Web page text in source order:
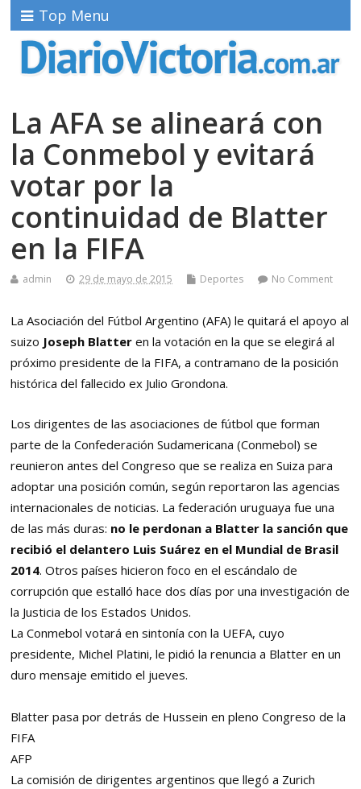
Top Menu
La AFA se alineará con
la Conmebol y evitará
votar por la
continuidad de Blatter
en la FIFA
admin 29 de mayo de 2015 Deportes No Comment
La Asociación del Fútbol Argentino (AFA) le quitará el apoyo al
suizo Joseph Blatteren la votación en la que se elegirá al
próximo presidente de la FIFA, a contramano de la posición
histórica del fallecido ex Julio Grondona.
Los dirigentes de las asociaciones de fútbol que forman
parte de la Confederación Sudamericana (Conmebol) se
reunieron antes del Congreso que se realiza en Suiza para
adoptar una posición común, según reportaron las agencias
internacionales de noticias. La federación uruguaya fue una
de las más duras: no le perdonan a Blatter la sanción que
recibió el delantero Luis Suárez en el Mundial de Brasil
2014. Otros países hicieron foco en el escándalo de
corrupción que estalló hace dos días por una investigación de
la Justicia de los Estados Unidos.
La Conmebol votará en sintonía con la UEFA, cuyo
presidente, Michel Platini, le pidió la renuncia a Blatter en un
duro mensaje emitido el jueves.
Blatter pasa por detrás de Hussein en pleno Congreso de la
FIFA
AFP
La comisión de dirigentes argentinos que llegó a Zurich